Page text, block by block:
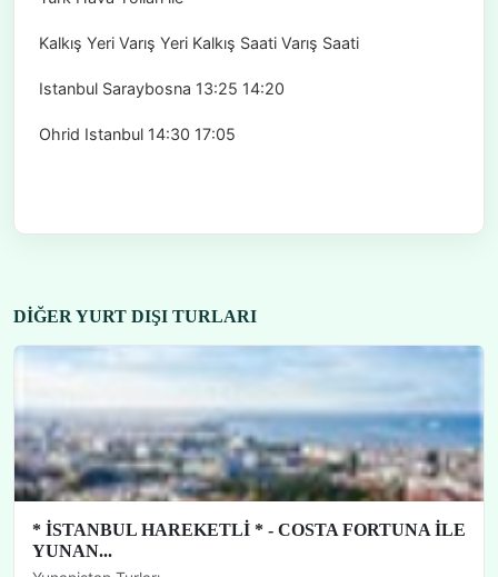
Kalkış Yeri Varış Yeri Kalkış Saati Varış Saati
Istanbul Saraybosna 13:25 14:20
Ohrid Istanbul 14:30 17:05
DIĞER YURT DIŞI TURLARI
* İSTANBUL HAREKETLİ * - COSTA FORTUNA İLE
YUNAN...